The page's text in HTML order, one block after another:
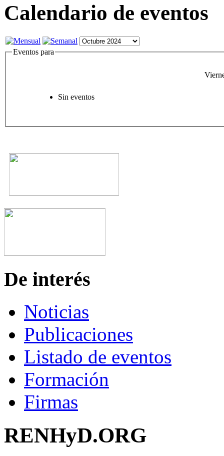
Calendario de eventos
Eventos para
Sin eventos
De interés
Noticias
Publicaciones
Listado de eventos
Formación
Firmas
RENHyD.ORG